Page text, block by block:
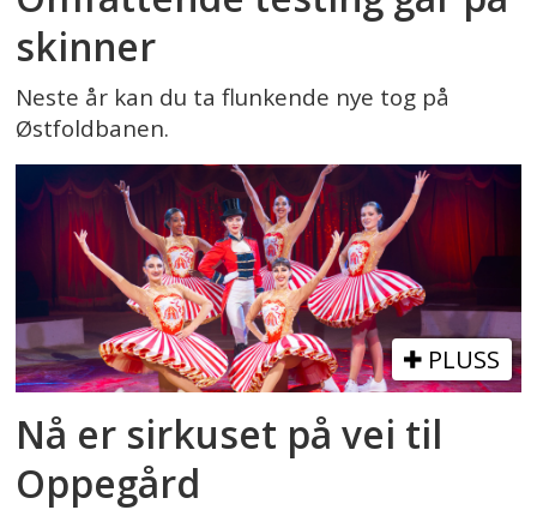
skinner
Neste år kan du ta flunkende nye tog på
Østfoldbanen.
PLUSS
Nå er sirkuset på vei til
Oppegård